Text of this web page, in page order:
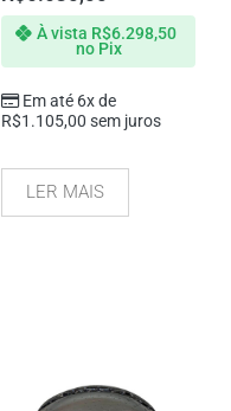
Em até 6x de
R$1.105,00 sem juros
À vista R$6.298,50
no Pix
LER MAIS